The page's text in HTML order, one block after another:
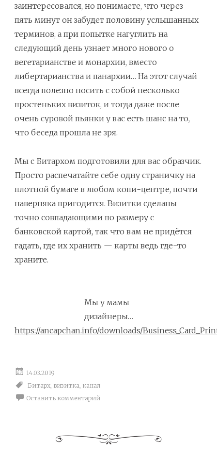
заинтересовался, но понимаете, что через
пять минут он забудет половину услышанных
терминов, а при попытке нагуглить на
следующий день узнает много нового о
вегетарианстве и монархии, вместо
либертарианства и панархии… На этот случай
всегда полезно носить с собой несколько
простеньких визиток, и тогда даже после
очень суровой пьянки у вас есть шанс на то,
что беседа прошла не зря.
Мы с Битархом подготовили для вас образчик.
Просто распечатайте себе одну страничку на
плотной бумаге в любом копи-центре, почти
наверняка пригодится. Визитки сделаны
точно совпадающими по размеру с
банковской картой, так что вам не придётся
гадать, где их хранить — карты ведь где-то
храните.
Мы у мамы
дизайнеры…
https://ancapchan.info/downloads/
14.03.2019
Битарх, визитка, канал
Оставить комментарий